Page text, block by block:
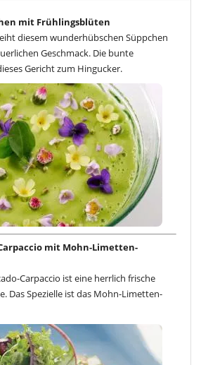
mit Frühlingsblüten
diesem wunderhübschen Süppchen
Geschmack. Die bunte
Gericht zum Hingucker.
mit Mohn-Limetten-
Carpaccio ist eine herrlich frische
Das Spezielle ist das Mohn-Limetten-